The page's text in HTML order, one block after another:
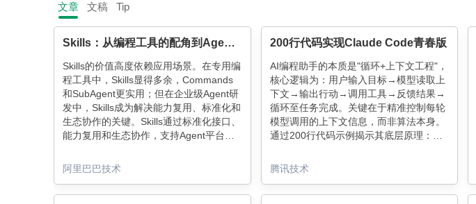
文章 文稿 Tip
Skills：从编程工具的配角到Agent研发的核心
Skills的价值高度依赖应用场景。在专用编
程工具中，Skills显得多余，Commands
和SubAgent更实用；但在企业级Agent研
发中，Skills成为解决能力复用、标准化和
生态协作的关键。Skills通过标准化接口、
能力复用和生态协作，支持Agent平台的
Skills的必要性，需根据具体应用权衡其使
用。
阿里巴巴技术
200行代码实现Claude Code青春版
AI编程助手的本质是"循环+上下文工程"，
核心逻辑为：用户输入目标→模型读取上
下文→输出行动→调用工具→反馈结果→
循环至任务完成。关键在于精准控制每轮
模型调用的上下文信息，而非算法本身。
通过200行代码示例揭示其底层原理：定
循环（推理-执行-观察）。真正难点在于
上下文设计，而非技术实现。开发者需
腾讯技术